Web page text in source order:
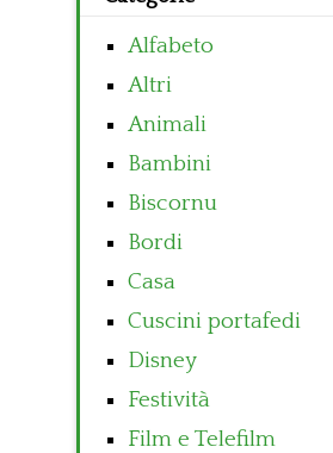
Alfabeto
Altri
Animali
Bambini
Biscornu
Bordi
Casa
Cuscini portafedi
Disney
Festività
Film e Telefilm